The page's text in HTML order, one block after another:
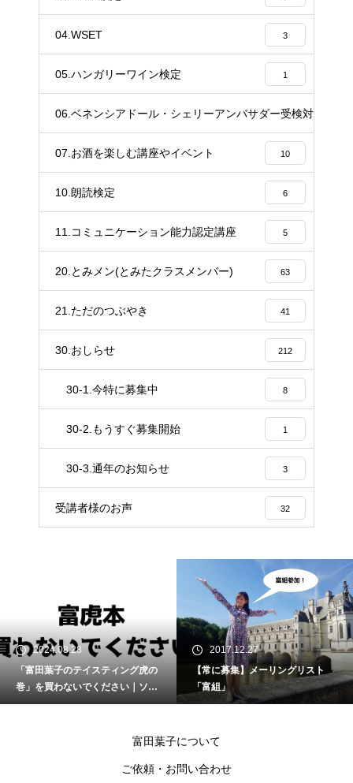
04.WSET 3
05.ハンガリーワイン検定 1
06.ベネンシアドール・シェリーアンバサダー受検対策講座
07.お酒を楽しむ講座やイベント 10
10.朗読検定 6
11.コミュニケーション能力認定講座 5
20.とみメン(とみたクラスメンバー) 63
21.ただのつぶやき 41
30.おしらせ 212
30-1.今特に募集中 8
30-2.もうすぐ募集開始 1
30-3.通年のお知らせ 3
受講者様のお声 32
2024.08.28
「富田葉子のテイスティング虎の
巻」を買わないでください｜ソム
リエ・ワインエキスパート試験
2017.12.27
【常に募集】メーリングリスト
「富組」
富田葉子について
ご依頼・お問い合わせ